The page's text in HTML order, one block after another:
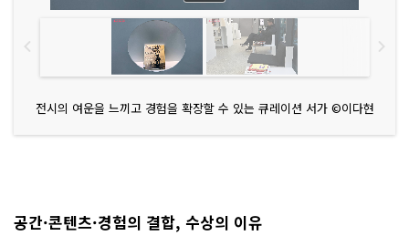
전시의 여운을 느끼고 경험을 확장할 수 있는 큐레이션 서가 ©이다현
공간·콘텐츠·경험의 결합, 수상의 이유